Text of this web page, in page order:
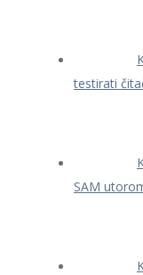
testirati
SAM